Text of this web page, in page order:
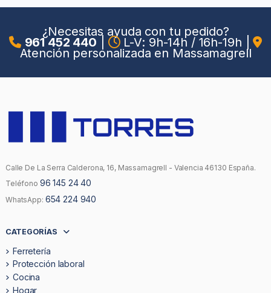
¿Necesitas ayuda con tu pedido?
961 452 440 L-V: 9h-14h / 16h-19h
Atención personalizada en Massamagrell
Calle De La Serra Calderona, 16, Massamagrell - Valencia 46130 España.
Teléfono 96 145 24 40
WhatsApp: 654 224 940
CATEGORÍAS
Ferretería
Protección laboral
Cocina
Hogar